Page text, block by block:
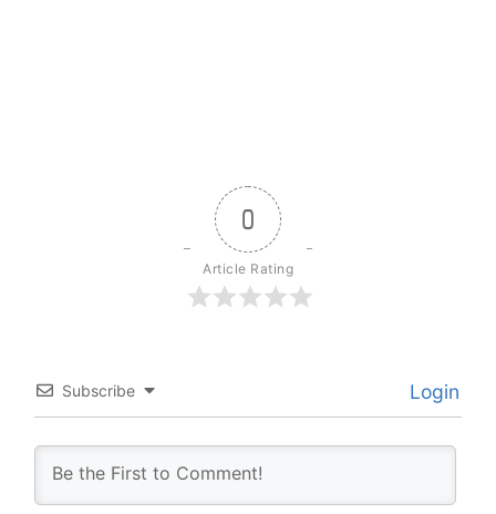
0
Article Rating
Subscribe Login